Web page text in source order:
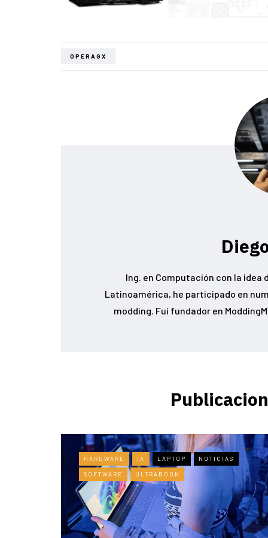
OPERAGX
Ing. en Computación con la idea
Latinoamérica, he participado en
modding. Fui fundador en
HARDWARE IA LAPTOP NOTICIAS
SOFTWARE ULTRABOOK